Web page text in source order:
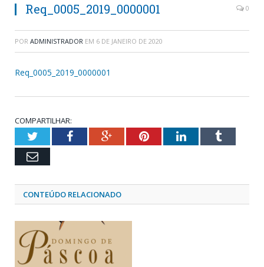
Req_0005_2019_0000001 0
POR ADMINISTRADOR EM 6 DE JANEIRO DE 2020
Req_0005_2019_0000001
COMPARTILHAR:
TwitterFacebookGoogle+PinterestLinkedInTumblr
Email
CONTEÚDO RELACIONADO